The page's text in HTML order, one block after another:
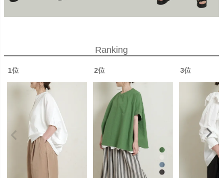
Ranking
1位 2位 3位